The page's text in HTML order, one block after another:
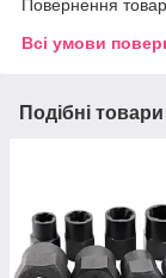
Повернення
Всі умови
Подібні